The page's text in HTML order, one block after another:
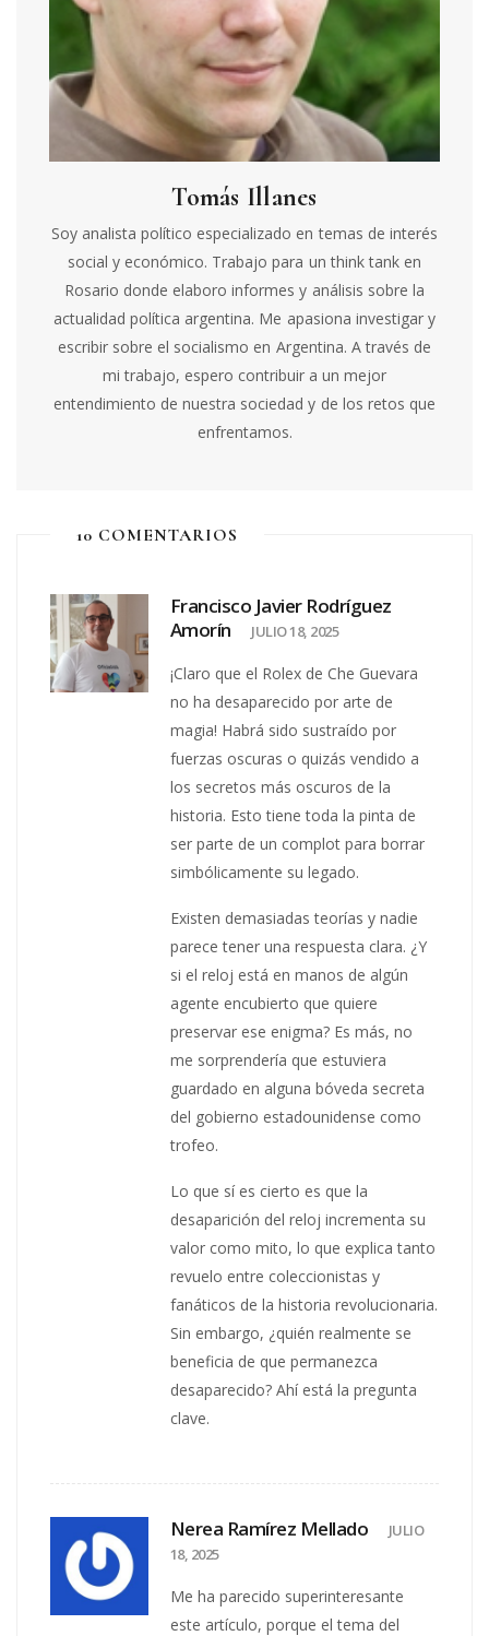
Tomás Illanes
Soy analista político especializado en temas de interés
social y económico. Trabajo para un think tank en
Rosario donde elaboro informes y análisis sobre la
actualidad política argentina. Me apasiona investigar y
escribir sobre el socialismo en Argentina. A través de
mi trabajo, espero contribuir a un mejor
entendimiento de nuestra sociedad y de los retos que
enfrentamos.
10 COMENTARIOS
Francisco Javier Rodríguez
Amorín
JULIO 18, 2025
¡Claro que el Rolex de Che Guevara
no ha desaparecido por arte de
magia! Habrá sido sustraído por
fuerzas oscuras o quizás vendido a
los secretos más oscuros de la
historia. Esto tiene toda la pinta de
ser parte de un complot para borrar
simbólicamente su legado.
Existen demasiadas teorías y nadie
parece tener una respuesta clara. ¿Y
si el reloj está en manos de algún
agente encubierto que quiere
preservar ese enigma? Es más, no
me sorprendería que estuviera
guardado en alguna bóveda secreta
del gobierno estadounidense como
trofeo.
Lo que sí es cierto es que la
desaparición del reloj incrementa su
valor como mito, lo que explica tanto
revuelo entre coleccionistas y
fanáticos de la historia revolucionaria.
Sin embargo, ¿quién realmente se
beneficia de que permanezca
desaparecido? Ahí está la pregunta
clave.
Nerea Ramírez Mellado
JULIO
18, 2025
Me ha parecido superinteresante
este artículo, porque el tema del